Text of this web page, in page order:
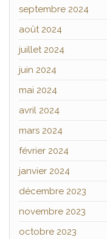
septembre 2024
août 2024
juillet 2024
juin 2024
mai 2024
avril 2024
mars 2024
février 2024
janvier 2024
décembre 2023
novembre 2023
octobre 2023